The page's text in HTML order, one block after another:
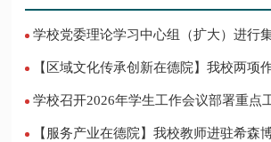
学校党委理论学习中心组（扩大）进行
学校召开2026年学生工作会议部署重点